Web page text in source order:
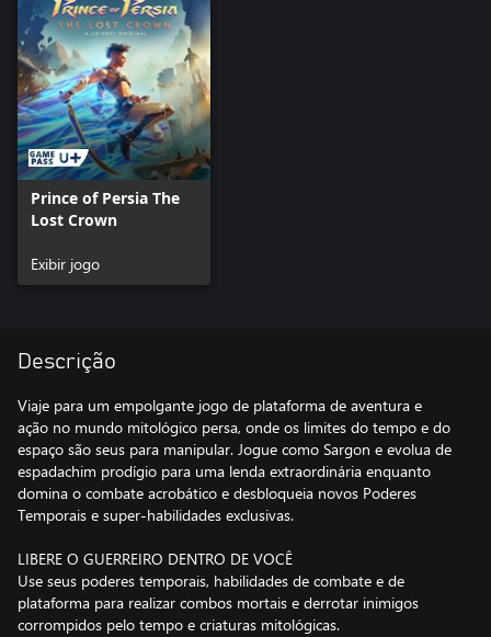
Prince of Persia The
Lost Crown
Exibir jogo
Descrição
Viaje para um empolgante jogo de plataforma de aventura e
ação no mundo mitológico persa, onde os limites do tempo e do
espaço são seus para manipular. Jogue como Sargon e evolua de
espadachim prodígio para uma lenda extraordinária enquanto
domina o combate acrobático e desbloqueia novos Poderes
Temporais e super-habilidades exclusivas.
LIBERE O GUERREIRO DENTRO DE VOCÊ
Use seus poderes temporais, habilidades de combate e de
plataforma para realizar combos mortais e derrotar inimigos
corrompidos pelo tempo e criaturas mitológicas.